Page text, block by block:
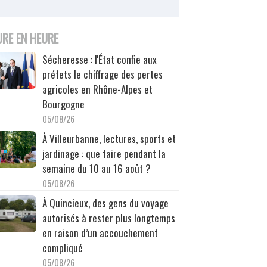
EN HEURE
Sécheresse : l'État confie aux
préfets le chiffrage des pertes
agricoles en Rhône-Alpes et
Bourgogne
05/08/26
À Villeurbanne, lectures, sports et
jardinage : que faire pendant la
semaine du 10 au 16 août ?
05/08/26
À Quincieux, des gens du voyage
autorisés à rester plus longtemps
en raison d’un accouchement
compliqué
05/08/26